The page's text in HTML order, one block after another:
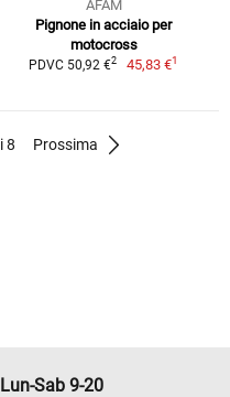
AFAM
Pignone in acciaio per
motocross
PDVC 50,92 €2 45,83 €1
8 Prossima
Sab 9-20